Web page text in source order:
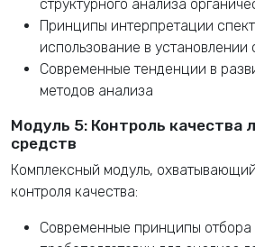
структурного анализа
Принципы интерпретации
использование в установлении
Современные тенденции в
методов анализа
Модуль 5: Контроль качества
средств
Комплексный модуль,
контроля качества:
Современные принципы отбора